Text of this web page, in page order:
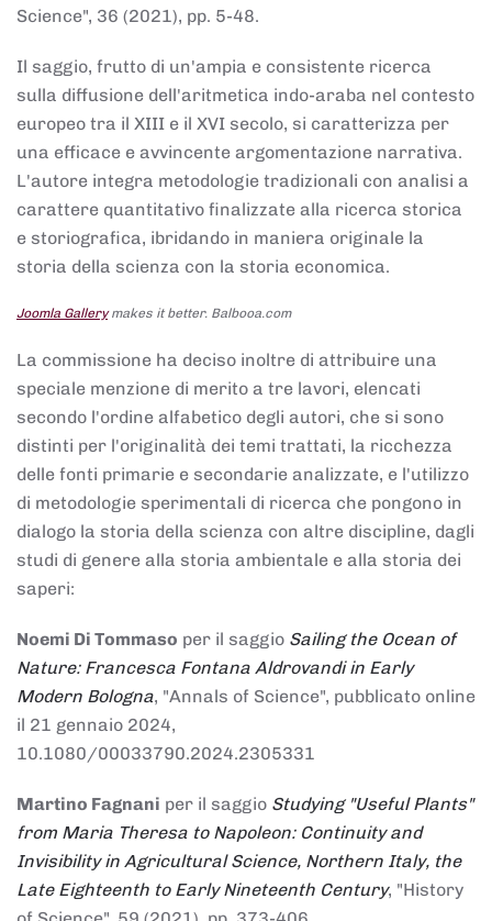
Science", 36 (2021), pp. 5-48.
Il saggio, frutto di un'ampia e consistente ricerca
sulla diffusione dell'aritmetica indo-araba nel contesto
europeo tra il XIII e il XVI secolo, si caratterizza per
una efficace e avvincente argomentazione narrativa.
L'autore integra metodologie tradizionali con analisi a
carattere quantitativo finalizzate alla ricerca storica
e storiografica, ibridando in maniera originale la
storia della scienza con la storia economica.
Joomla Gallerymakes it better. Balbooa.com
La commissione ha deciso inoltre di attribuire una
speciale menzione di merito a tre lavori, elencati
secondo l'ordine alfabetico degli autori, che si sono
distinti per l'originalità dei temi trattati, la ricchezza
delle fonti primarie e secondarie analizzate, e l'utilizzo
di metodologie sperimentali di ricerca che pongono in
dialogo la storia della scienza con altre discipline, dagli
studi di genere alla storia ambientale e alla storia dei
saperi:
Noemi Di Tommaso per il saggio Sailing the Ocean of
Nature: Francesca Fontana Aldrovandi in Early
Modern Bologna, "Annals of Science", pubblicato online
il 21 gennaio 2024,
10.1080/00033790.2024.2305331
Martino Fagnani per il saggio Studying "Useful Plants"
from Maria Theresa to Napoleon: Continuity and
Invisibility in Agricultural Science, Northern Italy, the
Late Eighteenth to Early Nineteenth Century, "History